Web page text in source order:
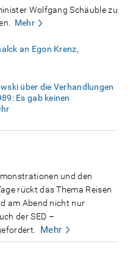
Wolfgang Schäuble zu
Mehr
an Egon Krenz,
über die Verhandlungen
Es gab keinen
und den
rückt das Thema Reisen
am Abend nicht nur
der SED –
Mehr